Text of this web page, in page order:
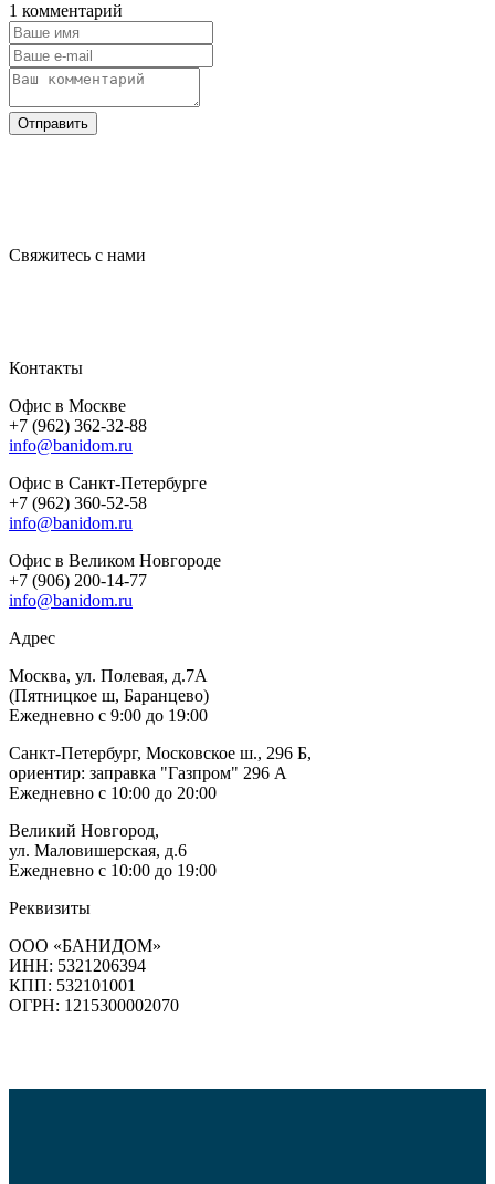
1 комментарий
Отправить
Свяжитесь с нами
Контакты
Офис в Москве
+7 (962) 362-32-88
info@banidom.ru
Офис в Санкт-Петербурге
+7 (962) 360-52-58
info@banidom.ru
Офис в Великом Новгороде
+7 (906) 200-14-77
info@banidom.ru
Адрес
Москва, ул. Полевая, д.7А
(Пятницкое ш, Баранцево)
Ежедневно с 9:00 до 19:00
Санкт-Петербург, Московское ш., 296 Б,
ориентир: заправка "Газпром" 296 А
Ежедневно с 10:00 до 20:00
Великий Новгород,
ул. Маловишерская, д.6
Ежедневно с 10:00 до 19:00
Реквизиты
ООО «БАНИДОМ»
ИНН: 5321206394
КПП: 532101001
ОГРН: 1215300002070